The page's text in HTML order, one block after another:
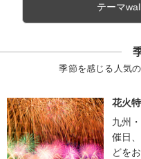
テーマ
季節を感じる人気
花火
九州
催日
どを